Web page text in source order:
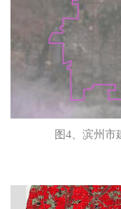
图4、滨州市